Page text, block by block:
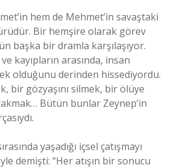
hem de Mehmet’in savaştaki
Bir hemşire olarak görev
başka bir dramla karşılaşıyor.
kayıpların arasında, insan
olduğunu derinden hissediyordu.
bir gözyaşını silmek, bir ölüye
Bütün bunlar Zeynep’in
yaşadığı içsel çatışmayı
demişti: “Her atışın bir sonucu